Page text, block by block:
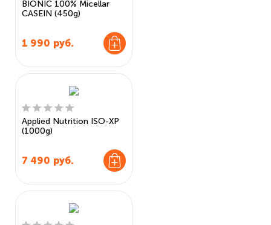
BIONIC 100% Micellar
CASEIN (450g)
1 990 руб.
Applied Nutrition ISO-XP
(1000g)
7 490 руб.